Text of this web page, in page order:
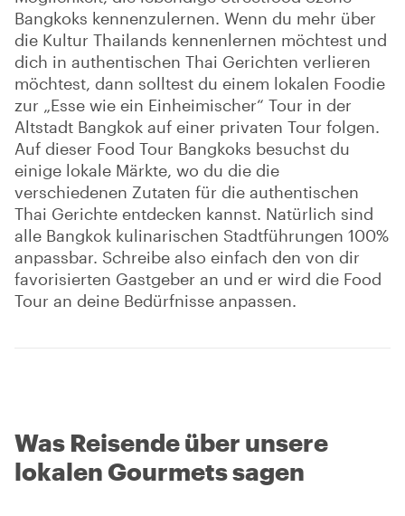
Bangkoks kennenzulernen. Wenn du mehr über
die Kultur Thailands kennenlernen möchtest und
dich in authentischen Thai Gerichten verlieren
möchtest, dann solltest du einem lokalen Foodie
zur „Esse wie ein Einheimischer“ Tour in der
Altstadt Bangkok auf einer privaten Tour folgen.
Auf dieser Food Tour Bangkoks besuchst du
einige lokale Märkte, wo du die die
verschiedenen Zutaten für die authentischen
Thai Gerichte entdecken kannst. Natürlich sind
alle Bangkok kulinarischen Stadtführungen 100%
anpassbar. Schreibe also einfach den von dir
favorisierten Gastgeber an und er wird die Food
Tour an deine Bedürfnisse anpassen.
Was Reisende über unsere
lokalen Gourmets sagen